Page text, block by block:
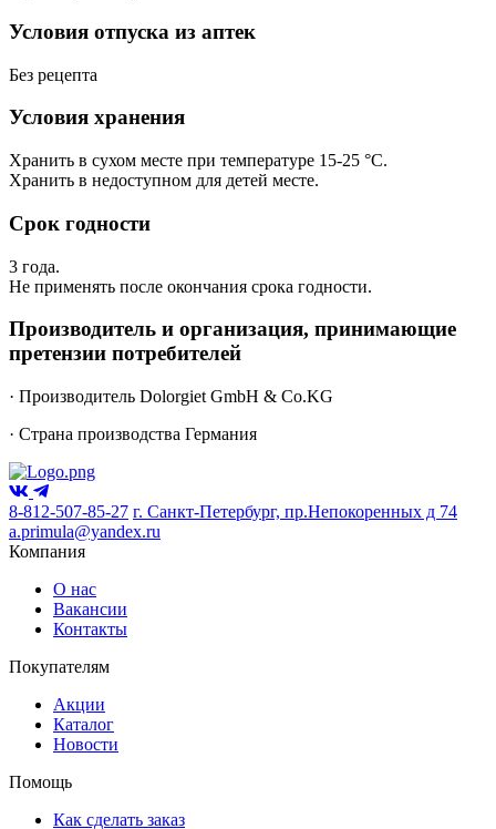
Условия отпуска из аптек
Без рецепта
Условия хранения
Хранить в сухом месте при температуре 15-25 °С.
Хранить в недоступном для детей месте.
Срок годности
3 года.
Нe применять после окончания срока годности.
Производитель и организация, принимающие
претензии потребителей
· Производитель Dolorgiet GmbH & Co.KG
· Страна производства Германия
8-812-507-85-27 г. Санкт-Петербург, пр.Непокоренных д 74
a.primula@yandex.ru
Компания
О нас
Вакансии
Контакты
Покупателям
Акции
Каталог
Новости
Помощь
Как сделать заказ